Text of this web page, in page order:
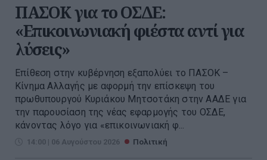
ΠΑΣΟΚ για το ΟΣΔΕ:
«Επικοινωνιακή φιέστα αντί για
λύσεις»
Επίθεση στην κυβέρνηση εξαπολύει το ΠΑΣΟΚ –
Κίνημα Αλλαγής με αφορμή την επίσκεψη του
πρωθυπουργού Κυριάκου Μητσοτάκη στην ΑΑΔΕ για
την παρουσίαση της νέας εφαρμογής του ΟΣΔΕ,
κάνοντας λόγο για «επικοινωνιακή φ...
14:00 | 06 Αυγούστου 2026 Πολιτική